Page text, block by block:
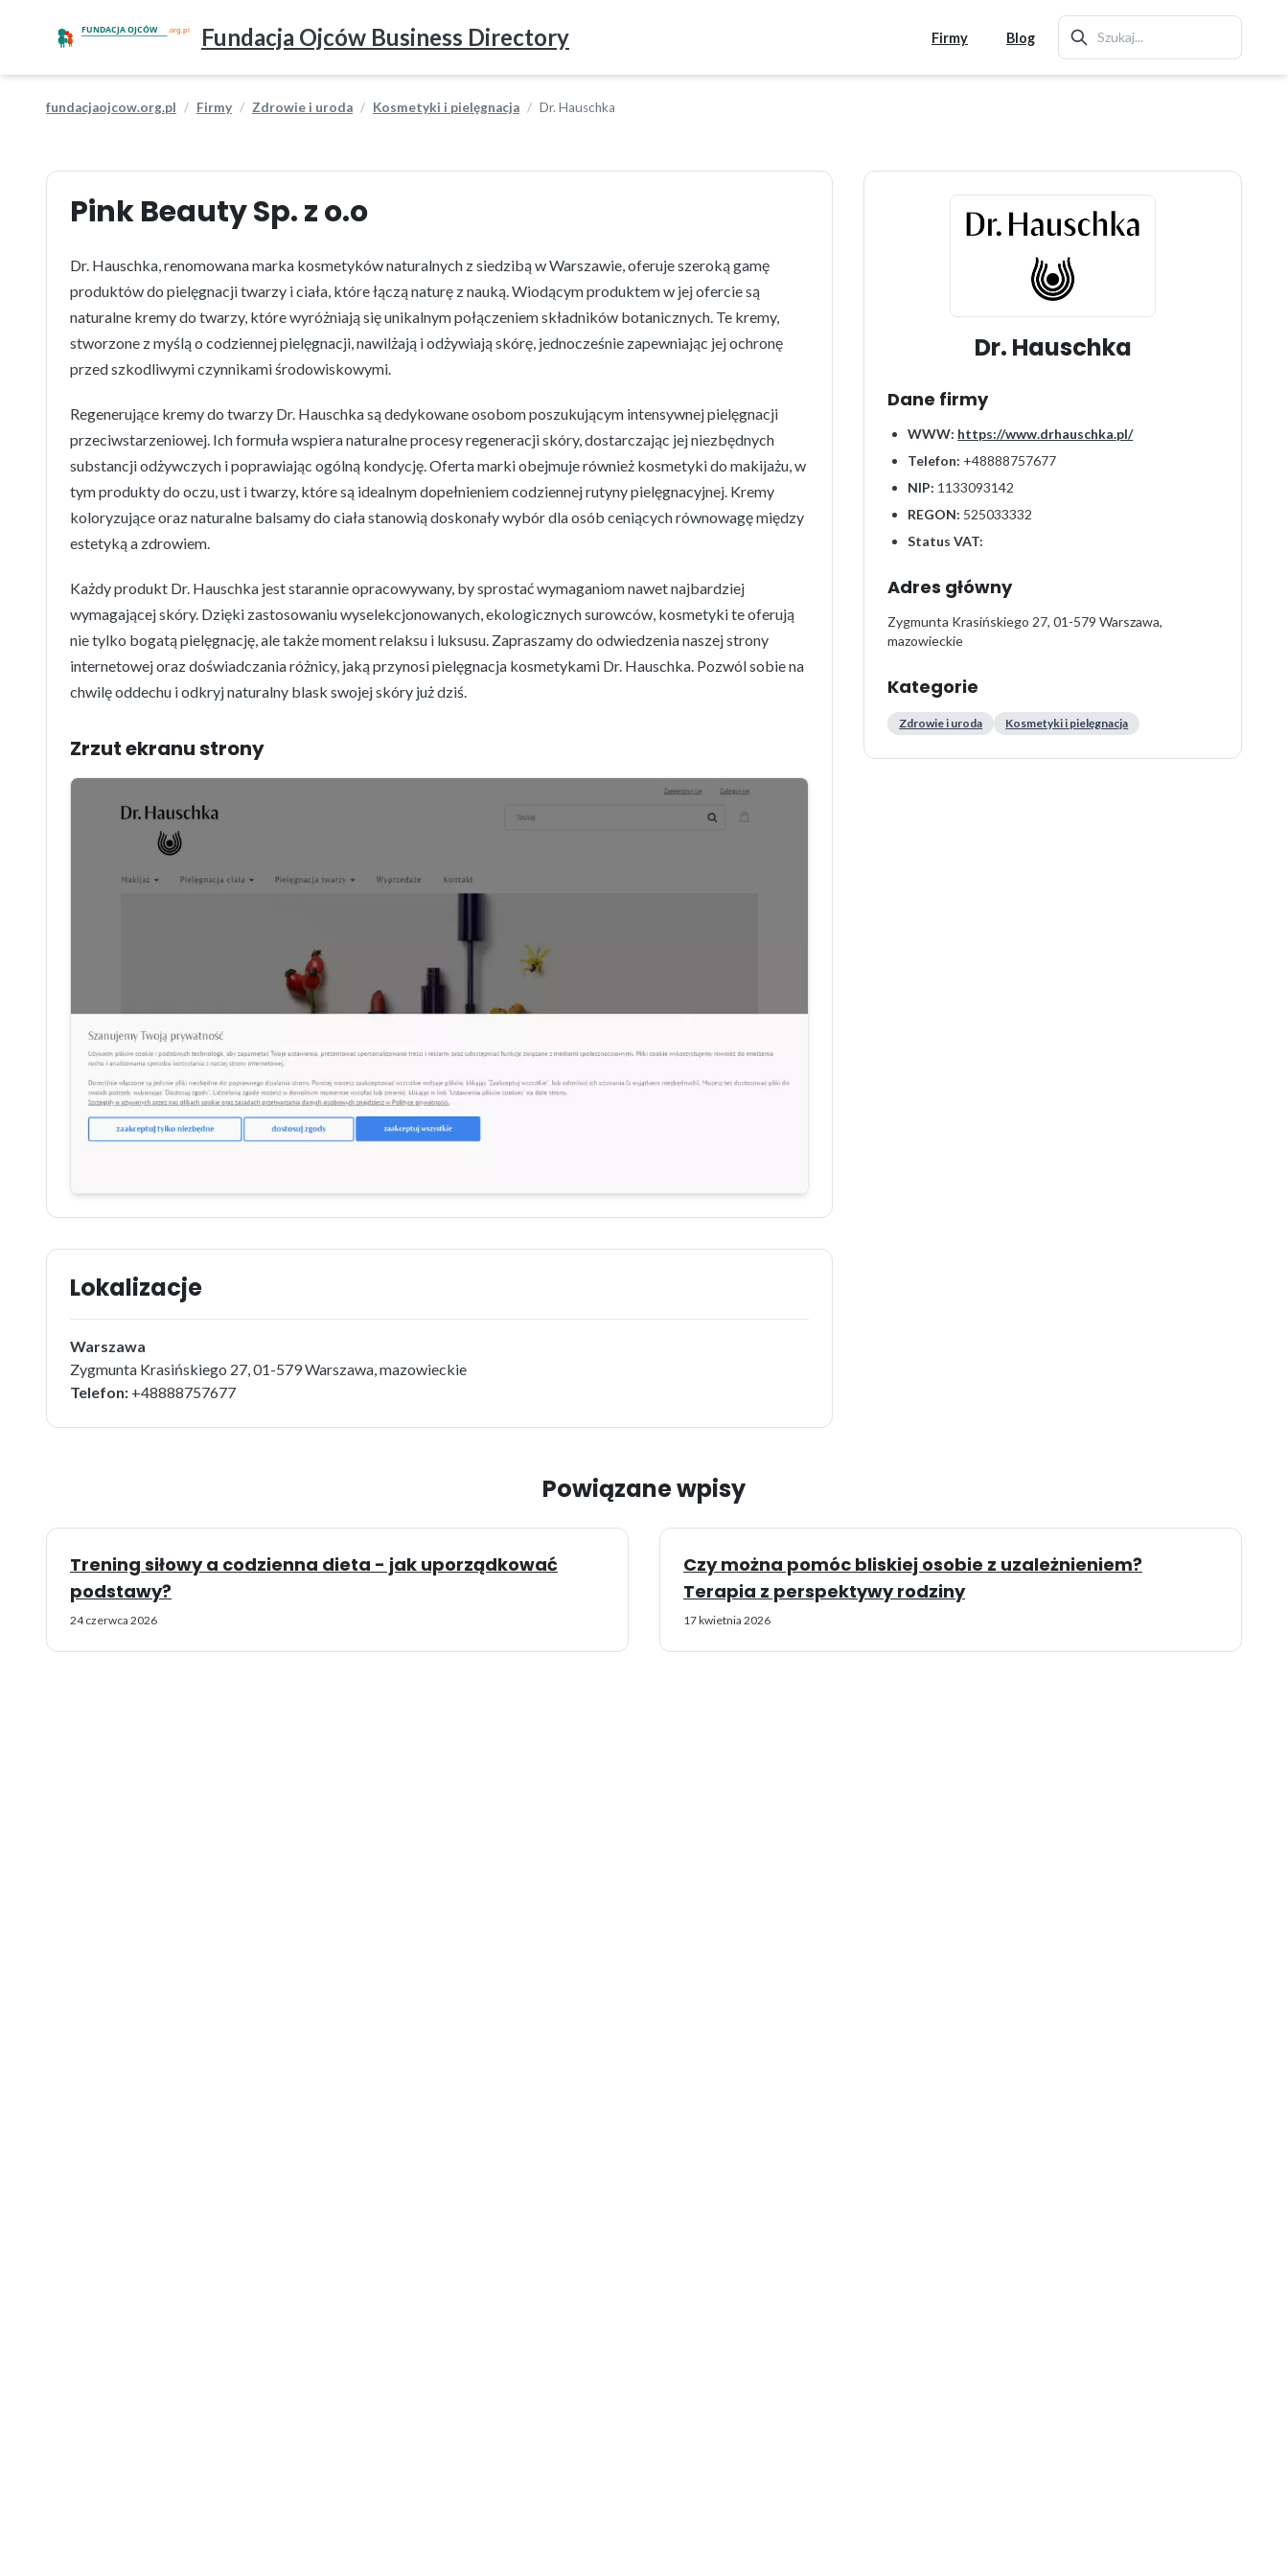
Fundacja Ojców Business Directory Firmy Blog
fundacjaojcow.org.pl Firmy Zdrowie i uroda Kosmetyki i pielęgnacja Dr. Hauschka
Pink Beauty Sp. z o.o
Dr. Hauschka, renomowana marka kosmetyków naturalnych z siedzibą w Warszawie, oferuje szeroką gamę
produktów do pielęgnacji twarzy i ciała, które łączą naturę z nauką. Wiodącym produktem w jej ofercie są
naturalne kremy do twarzy, które wyróżniają się unikalnym połączeniem składników botanicznych. Te kremy,
stworzone z myślą o codziennej pielęgnacji, nawilżają i odżywiają skórę, jednocześnie zapewniając jej ochronę
przed szkodliwymi czynnikami środowiskowymi.
Regenerujące kremy do twarzy Dr. Hauschka są dedykowane osobom poszukującym intensywnej pielęgnacji
przeciwstarzeniowej. Ich formuła wspiera naturalne procesy regeneracji skóry, dostarczając jej niezbędnych
substancji odżywczych i poprawiając ogólną kondycję. Oferta marki obejmuje również kosmetyki do makijażu, w
tym produkty do oczu, ust i twarzy, które są idealnym dopełnieniem codziennej rutyny pielęgnacyjnej. Kremy
koloryzujące oraz naturalne balsamy do ciała stanowią doskonały wybór dla osób ceniących równowagę między
estetyką a zdrowiem.
Każdy produkt Dr. Hauschka jest starannie opracowywany, by sprostać wymaganiom nawet najbardziej
wymagającej skóry. Dzięki zastosowaniu wyselekcjonowanych, ekologicznych surowców, kosmetyki te oferują
nie tylko bogatą pielęgnację, ale także moment relaksu i luksusu. Zapraszamy do odwiedzenia naszej strony
internetowej oraz doświadczania różnicy, jaką przynosi pielęgnacja kosmetykami Dr. Hauschka. Pozwól sobie na
chwilę oddechu i odkryj naturalny blask swojej skóry już dziś.
Zrzut ekranu strony
Lokalizacje
Warszawa
Zygmunta Krasińskiego 27, 01-579 Warszawa, mazowieckie
Telefon: +48888757677
Dr. Hauschka
Dane firmy
WWW: https://www.drhauschka.pl/
Telefon: +48888757677
NIP: 1133093142
REGON: 525033332
Status VAT:
Adres główny
Zygmunta Krasińskiego 27, 01-579 Warszawa,
mazowieckie
Kategorie
Zdrowie i uroda Kosmetyki i pielęgnacja
Powiązane wpisy
Trening siłowy a codzienna dieta - jak uporządkować
podstawy?
24 czerwca 2026
Czy można pomóc bliskiej osobie z uzależnieniem?
Terapia z perspektywy rodziny
17 kwietnia 2026